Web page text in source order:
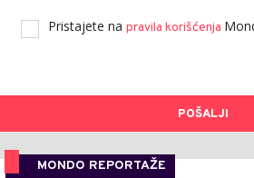
Pristajete na pravila korišćenja
POŠALJI
MONDO REPORTAŽE